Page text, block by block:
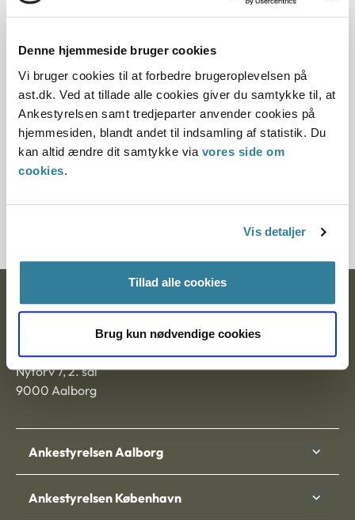
Denne hjemmeside bruger cookies
Vi bruger cookies til at forbedre brugeroplevelsen på
ast.dk. Ved at tillade alle cookies giver du samtykke til, at
Ankestyrelsen samt tredjeparter anvender cookies på
hjemmesiden, blandt andet til indsamling af statistik. Du
kan altid ændre dit samtykke via vores side om
cookies.
Vis detaljer
Tillad alle cookies
Brug kun nødvendige cookies
11.07.2013
Denne principafgørelse er kasseret den 2. juli 2019,
da der er kommet nye regler på området.
§ 18
Journalnummer
Ankestyrelsen
Nytorv 7, 2. sal
9000 Aalborg
Ankestyrelsen Aalborg
Ankestyrelsen København